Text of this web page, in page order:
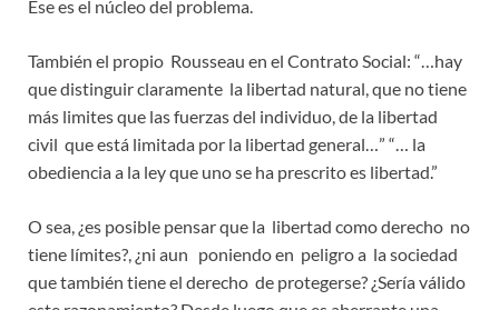
Ese es el núcleo del problema.
También el propio Rousseau en el Contrato Social: “…hay
que distinguir claramente la libertad natural, que no tiene
más limites que las fuerzas del individuo, de la libertad
civil que está limitada por la libertad general…” “… la
obediencia a la ley que uno se ha prescrito es libertad.”
O sea, ¿es posible pensar que la libertad como derecho no
tiene límites?, ¿ni aun poniendo en peligro a la sociedad
que también tiene el derecho de protegerse? ¿Sería válido